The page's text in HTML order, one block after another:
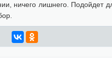
ничего лишнего. Подойдет